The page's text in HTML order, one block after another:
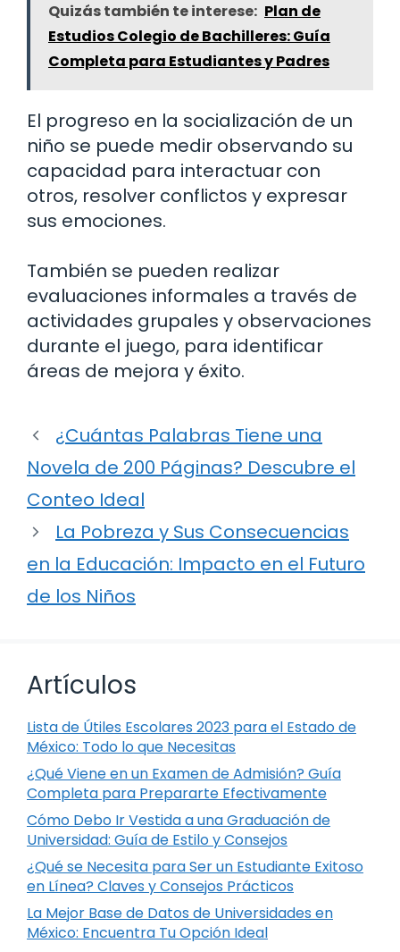
Quizás también te interese: Plan de
Estudios Colegio de Bachilleres: Guía
Completa para Estudiantes y Padres
El progreso en la socialización de un
niño se puede medir observando su
capacidad para interactuar con
otros, resolver conflictos y expresar
sus emociones.
También se pueden realizar
evaluaciones informales a través de
actividades grupales y observaciones
durante el juego, para identificar
áreas de mejora y éxito.
¿Cuántas Palabras Tiene una
Novela de 200 Páginas? Descubre el
Conteo Ideal
La Pobreza y Sus Consecuencias
en la Educación: Impacto en el Futuro
de los Niños
Artículos
Lista de Útiles Escolares 2023 para el Estado de
México: Todo lo que Necesitas
¿Qué Viene en un Examen de Admisión? Guía
Completa para Prepararte Efectivamente
Cómo Debo Ir Vestida a una Graduación de
Universidad: Guía de Estilo y Consejos
¿Qué se Necesita para Ser un Estudiante Exitoso
en Línea? Claves y Consejos Prácticos
La Mejor Base de Datos de Universidades en
México: Encuentra Tu Opción Ideal